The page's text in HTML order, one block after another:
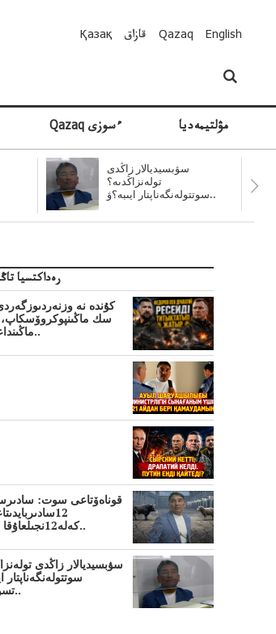
Қазақ قازاق Qazaq English
Qazaq ءسوزى مۋلتيمەديا
سۋبسيديالار زاڭدى
تولەنزاڭدىە؟
سوتتولەنگەناپتار ايىبە؟ۋ..
رەداكتسيا
سك
ماڭىنداعىنە ج..
قوناەۆتاعى سوت:
كەلە12نجىلعاۇقا مەس..
سۋبسيديالار زاڭدى
سوتتولەنگەناپتار
تسوتتاعىا..